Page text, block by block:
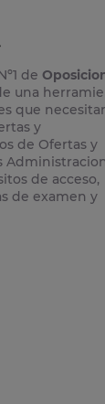
de
una
que
y
de Ofertas y
de acceso,
de examen y